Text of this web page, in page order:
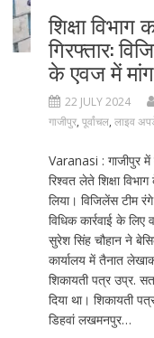
शिक्षा विभाग
गिरफ्तार:
के एवज में
22 JULY 2024
गाजीपुर, पूर्वांचल, लाइव
Varanasi : गाजीपुर
रिश्वत लेते शिक्षा
लिया। विजिलेंस टीम
विधिक कार्रवाई के लिए
सुरेश सिंह चौहान ने
कार्यालय में तैनात
शिकायती पत्र उप्र.
दिया था। शिकायती
डिहवां लखमनपुर…